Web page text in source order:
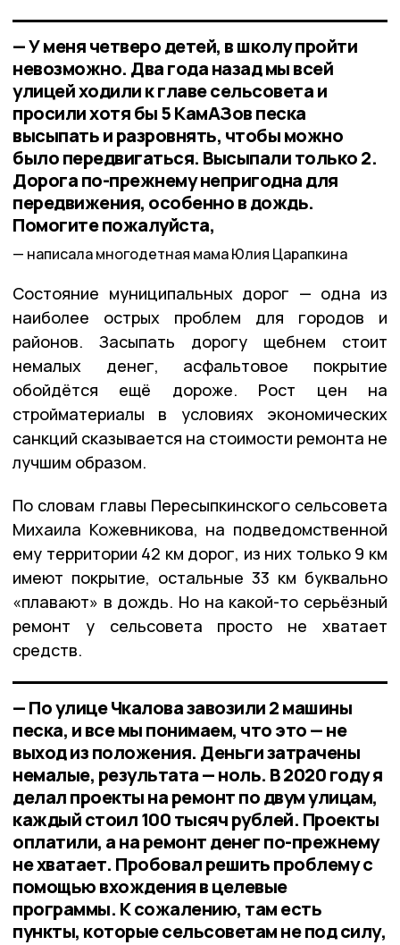
— У меня четверо детей, в школу пройти
невозможно. Два года назад мы всей
улицей ходили к главе сельсовета и
просили хотя бы 5 КамАЗов песка
высыпать и разровнять, чтобы можно
было передвигаться. Высыпали только 2.
Дорога по-прежнему непригодна для
передвижения, особенно в дождь.
Помогите пожалуйста,
написала многодетная мама Юлия Царапкина
Состояние муниципальных дорог — одна из
наиболее острых проблем для городов и
районов. Засыпать дорогу щебнем стоит
немалых денег, асфальтовое покрытие
обойдётся ещё дороже. Рост цен на
стройматериалы в условиях экономических
санкций сказывается на стоимости ремонта не
лучшим образом.
По словам главы Пересыпкинского сельсовета
Михаила Кожевникова, на подведомственной
ему территории 42 км дорог, из них только 9 км
имеют покрытие, остальные 33 км буквально
«плавают» в дождь. Но на какой-то серьёзный
ремонт у сельсовета просто не хватает
средств.
— По улице Чкалова завозили 2 машины
песка, и все мы понимаем, что это — не
выход из положения. Деньги затрачены
немалые, результата — ноль. В 2020 году я
делал проекты на ремонт по двум улицам,
каждый стоил 100 тысяч рублей. Проекты
оплатили, а на ремонт денег по-прежнему
не хватает. Пробовал решить проблему с
помощью вхождения в целевые
программы. К сожалению, там есть
пункты, которые сельсоветам не под силу,